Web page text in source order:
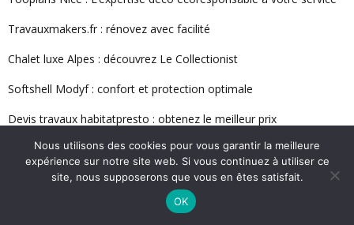
Travauxmakers.fr : rénovez avec facilité
Chalet luxe Alpes : découvrez Le Collectionist
Softshell Modyf : confort et protection optimale
Devis travaux habitatpresto : obtenez le meilleur prix
Cours pratiques de bricolage : maîtrisez l’art du DIY
Jardipedia : découvrez le guide ultime du jardinage
Nous utilisons des cookies pour vous garantir la meilleure
expérience sur notre site web. Si vous continuez à utiliser ce
site, nous supposerons que vous en êtes satisfait.
OK